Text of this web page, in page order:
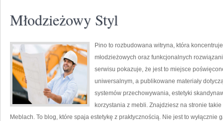
Młodzieżowy Styl
Pino to rozbudowana witryna, która
młodzieżowych oraz funkcjonalnych
serwisu pokazuje, że jest to miejsce
uniwersalnym, a publikowane materiały
systemów przechowywania, estetyki
korzystania z mebli. Znajdziesz na stronie
Meblach. To blog, które spaja estetykę z praktycznością. Nie jest to wyłącznie